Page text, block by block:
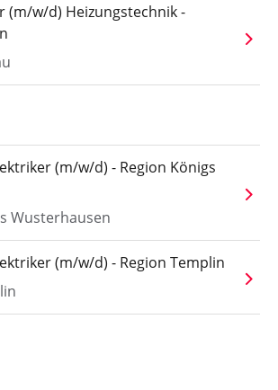
(m/w/d) Heizungstechnik -
(m/w/d) - Region Königs
Wusterhausen
(m/w/d) - Region Templin